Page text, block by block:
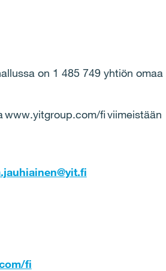
on 1 485 749 yhtiön omaa
fi viimeistään
fi